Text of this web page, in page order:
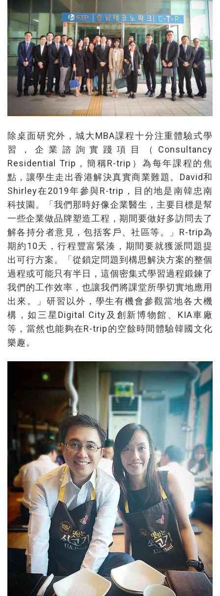
除桌面研究外，城大MBA課程十分注重體驗式學
習，企業諮詢實踐項目（Consultancy
Residential Trip，簡稱R-trip）為每年課程的焦
點，讓學生走出香港解決真實商業難題。David和
Shirley在2019年參與R-trip，目的地是南韓忠南
科技園。「我們那時好像企業醫生，主要目標是幫
一些企業做品牌塑造工程，期間要做好多訪問去了
解各持分者意見，包括客戶、社區等。」R-trip為
期約10天，行程豐富緊湊，期間要就獲派問題提
出可行方案。「從鎖定問題到構思解決方案的整個
過程或可能只有半日，這個密集式學習過程鍛鍊了
我們的工作效率，也讓我們將課堂所學切實地應用
出來。」研習以外，學生有機會參觀當地各大機
構，如三星Digital City及創新博物館、KIA車廠
等，當然也能夠在R-trip的空餘時間體驗韓國文化
樂趣。